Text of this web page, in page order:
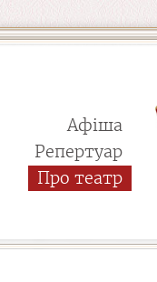
Афіша
Репертуар
Про театр